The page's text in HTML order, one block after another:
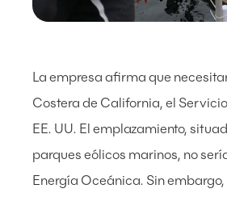
La empresa afirma que
Costera de California, el
EE. UU. El emplazamiento,
parques eólicos marinos, no
Energía Oceánica. Sin